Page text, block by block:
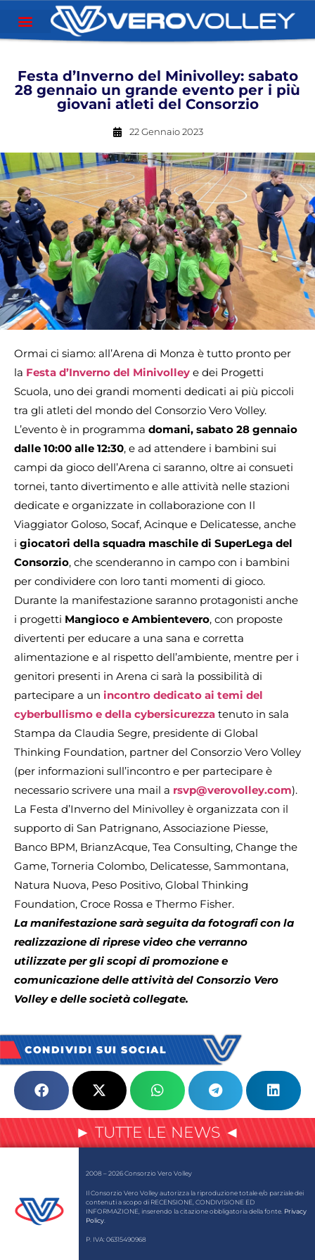
Festa d’Inverno del Minivolley: sabato
28 gennaio un grande evento per i più
giovani atleti del Consorzio
22 Gennaio 2023
Ormai ci siamo: all’Arena di Monza è tutto pronto per
la Festa d’Inverno del Minivolley e dei Progetti
Scuola, uno dei grandi momenti dedicati ai più piccoli
tra gli atleti del mondo del Consorzio Vero Volley.
L’evento è in programma domani, sabato 28 gennaio
dalle 10:00 alle 12:30, e ad attendere i bambini sui
campi da gioco dell’Arena ci saranno, oltre ai consueti
tornei, tanto divertimento e alle attività nelle stazioni
dedicate e organizzate in collaborazione con Il
Viaggiator Goloso, Socaf, Acinque e Delicatesse, anche
i giocatori della squadra maschile di SuperLega del
Consorzio, che scenderanno in campo con i bambini
per condividere con loro tanti momenti di gioco.
Durante la manifestazione saranno protagonisti anche
i progetti Mangioco e Ambientevero, con proposte
divertenti per educare a una sana e corretta
alimentazione e al rispetto dell’ambiente, mentre per i
genitori presenti in Arena ci sarà la possibilità di
partecipare a un incontro dedicato ai temi del
cyberbullismo e della cybersicurezza tenuto in sala
Stampa da Claudia Segre, presidente di Global
Thinking Foundation, partner del Consorzio Vero Volley
(per informazioni sull’incontro e per partecipare è
necessario scrivere una mail a rsvp@verovolley.com).
La Festa d’Inverno del Minivolley è organizzata con il
supporto di San Patrignano, Associazione Piesse,
Banco BPM, BrianzAcque, Tea Consulting, Change the
Game, Torneria Colombo, Delicatesse, Sammontana,
Natura Nuova, Peso Positivo, Global Thinking
Foundation, Croce Rossa e Thermo Fisher.
La manifestazione sarà seguita da fotografi con la
realizzazione di riprese video che verranno
utilizzate per gli scopi di promozione e
comunicazione delle attività del Consorzio Vero
Volley e delle società collegate.
CONDIVIDI SUI SOCIAL
► TUTTE LE NEWS ◄
2008 – 2026 Consorzio Vero Volley
Il Consorzio Vero Volley autorizza la riproduzione totale e/o parziale dei
contenuti a scopo di RECENSIONE, CONDIVISIONE ED
INFORMAZIONE, inserendo la citazione obbligatoria della fonte. Privacy
Policy
P. IVA: 06315490968